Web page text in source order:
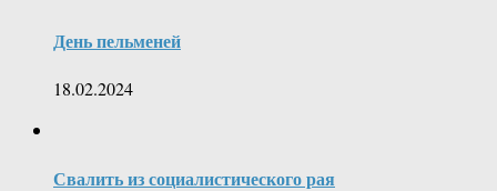
День пельменей
18.02.2024
Свалить из социалистического рая